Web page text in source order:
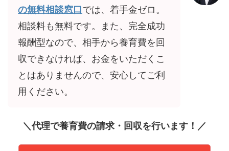
の無料相談窓口では、着手金ゼロ。
相談料も無料です。また、完全成功
報酬型なので、相手から養育費を回
収できなければ、お金をいただくこ
とはありませんので、安心してご利
用ください。
＼代理で養育費の請求・回収を行います！／